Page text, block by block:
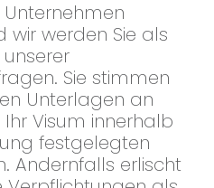
wir werden Sie als
Sie stimmen
Unterlagen an
Visum innerhalb
festgelegten
Andernfalls erlischt